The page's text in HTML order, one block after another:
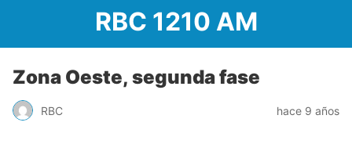
RBC 1210 AM
Zona Oeste, segunda fase
RBC hace 9 años